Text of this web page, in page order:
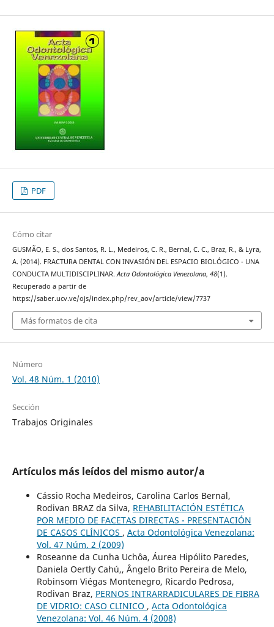
PDF
Cómo citar
GUSMÃO, E. S., dos Santos, R. L., Medeiros, C. R., Bernal, C. C., Braz, R., & Lyra,
A. (2014). FRACTURA DENTAL CON INVASIÓN DEL ESPACIO BIOLÓGICO - UNA
CONDUCTA MULTIDISCIPLINAR.Acta Odontológica Venezolana, 48(1).
Recuperado a partir de
https://saber.ucv.ve/ojs/index.php/rev_aov/article/view/7737
Más formatos de cita
Número
Vol. 48 Núm. 1 (2010)
Sección
Trabajos Originales
Artículos más leídos del mismo autor/a
Cássio Rocha Medeiros, Carolina Carlos Bernal,
Rodivan BRAZ da Silva, REHABILITACIÓN ESTÉTICA
POR MEDIO DE FACETAS DIRECTAS - PRESENTACIÓN
DE CASOS CLÍNICOS , Acta Odontológica Venezolana:
Vol. 47 Núm. 2 (2009)
Roseanne da Cunha Uchôa, Áurea Hipólito Paredes,
Daniela Oertly Cahú,, Ângelo Brito Pereira de Melo,
Robinsom Viégas Montenegro, Ricardo Pedrosa,
Rodivan Braz, PERNOS INTRARRADICULARES DE FIBRA
DE VIDRIO: CASO CLINICO , Acta Odontológica
Venezolana: Vol. 46 Núm. 4 (2008)